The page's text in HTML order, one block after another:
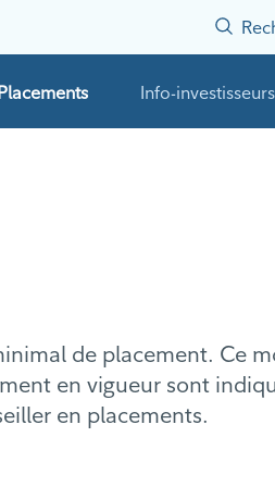
Info-investisseurs
de placement. Ce
en vigueur sont
en placements.